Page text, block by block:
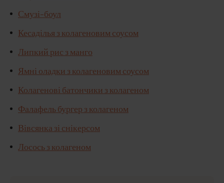
Смузі-боул
Кесаділья з колагеновим соусом
Липкий рис з манго
Ямні оладки з колагеновим соусом
Колагенові батончики з колагеном
Фалафель бургер з колагеном
Вівсянка зі снікерсом
Лосось з колагеном